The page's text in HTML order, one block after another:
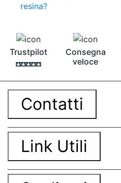
resina?
Trustpilot
Consegna
veloce
Contatti
Link Utili